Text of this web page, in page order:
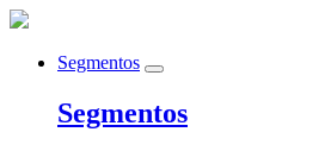
Segmentos
Segmentos